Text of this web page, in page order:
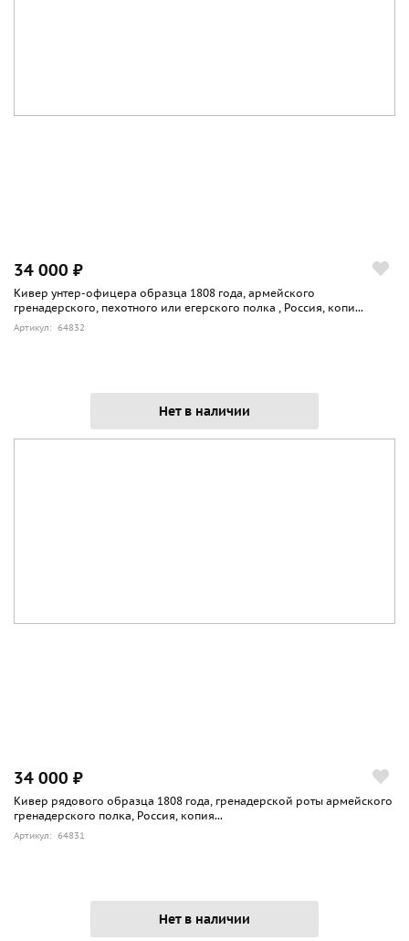
34 000 ₽
Кивер унтер-офицера образца 1808 года, армейского
гренадерского, пехотного или егерского полка , Россия, копи...
Артикул: 64832
Нет в наличии
34 000 ₽
Кивер рядового образца 1808 года, гренадерской роты армейского
гренадерского полка, Россия, копия...
Артикул: 64831
Нет в наличии